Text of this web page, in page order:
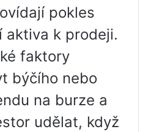
pokles
aktiva k prodeji.
faktory
býčího nebo
na burze a
udělat, když